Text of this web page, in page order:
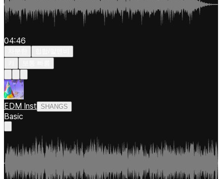
04:46
EDM Inst SHANGS
Basic